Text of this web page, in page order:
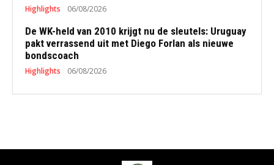
Highlights 06/08/2026
De WK-held van 2010 krijgt nu de sleutels: Uruguay
pakt verrassend uit met Diego Forlan als nieuwe
bondscoach
Highlights 06/08/2026